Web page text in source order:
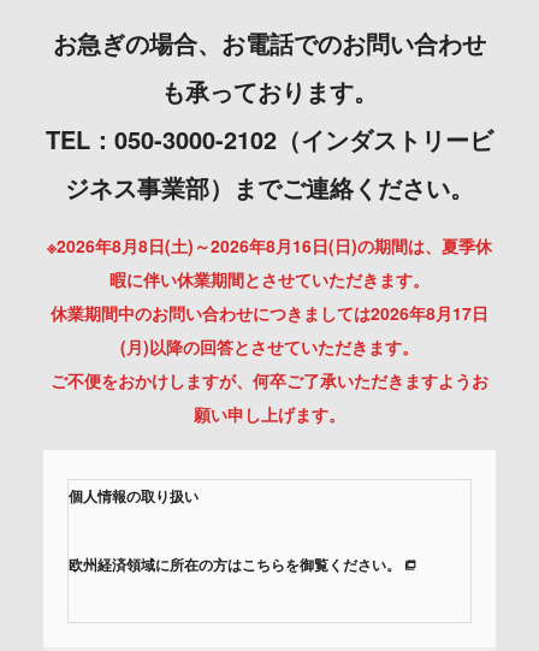
お急ぎの場合、お電話でのお問い合わせ
も承っております。
TEL：050-3000-2102（インダストリービ
ジネス事業部）までご連絡ください。
※2026年8月8日(土)～2026年8月16日(日)の期間は、夏季休
暇に伴い休業期間とさせていただきます。
休業期間中のお問い合わせにつきましては2026年8月17日
(月)以降の回答とさせていただきます。
ご不便をおかけしますが、何卒ご了承いただきますようお
願い申し上げます。
個人情報の取り扱い
欧州経済領域に所在の方はこちらを御覧ください。